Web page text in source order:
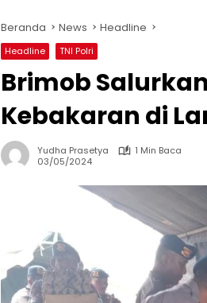
Beranda News Headline
Headline TNI Polri
Brimob
Kebakaran di
Yudha Prasetya
1 Min Baca
03/05/2024